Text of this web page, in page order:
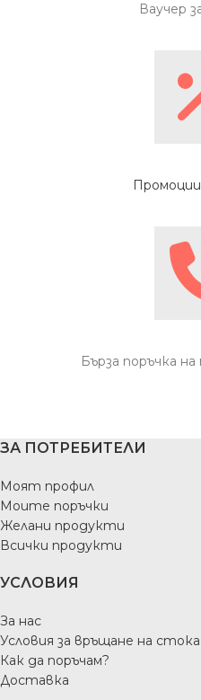
Ваучер
Бърза поръчка
ЗА ПОТРЕБИТЕЛИ
Моят профил
Моите поръчки
Желани продукти
Всички продукти
УСЛОВИЯ
За нас
Условия за връщане на стока
Как да поръчам?
Доставка